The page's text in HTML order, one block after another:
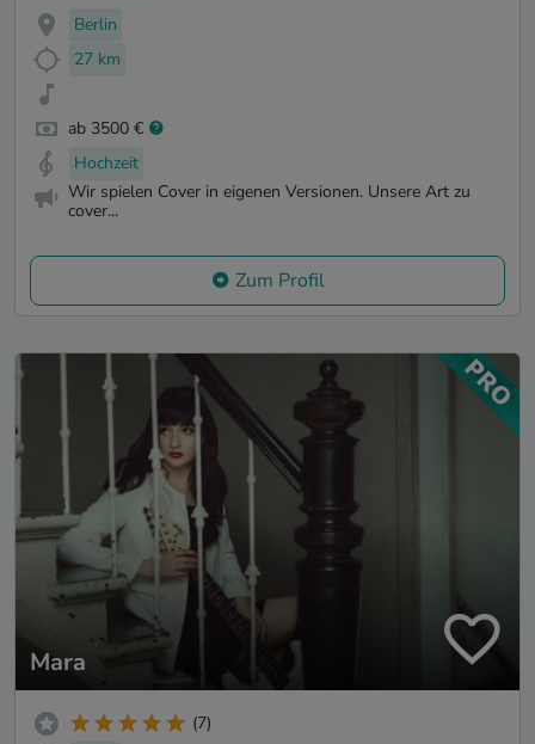
Berlin
27 km
ab 3500 €
Hochzeit
Wir spielen Cover in eigenen Versionen. Unsere Art zu
cover...
Zum Profil
Mara
(7)